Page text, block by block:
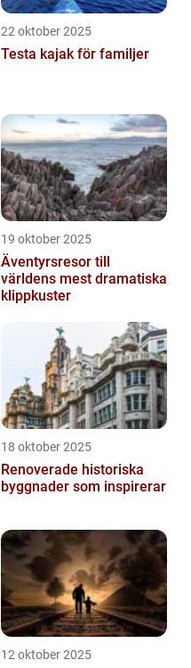
22 oktober 2025
Testa kajak för familjer
19 oktober 2025
Äventyrsresor till
världens mest dramatiska
klippkuster
18 oktober 2025
Renoverade historiska
byggnader som inspirerar
12 oktober 2025